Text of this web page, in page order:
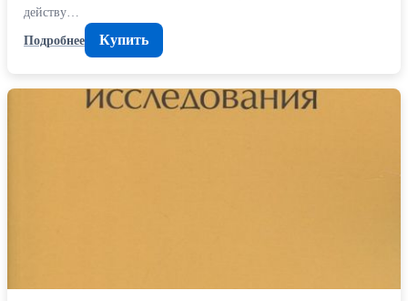
действу…
Подробнее
Купить